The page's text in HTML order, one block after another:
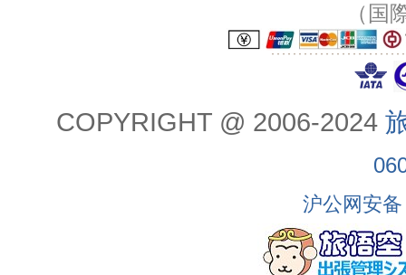
（国
COPYRIGHT @ 2006-2024
沪公网安